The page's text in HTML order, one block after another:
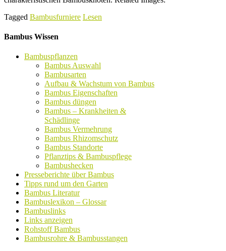
Tagged Bambusfurniere Lesen
Bambus Wissen
Bambuspflanzen
Bambus Auswahl
Bambusarten
Aufbau & Wachstum von Bambus
Bambus Eigenschaften
Bambus düngen
Bambus – Krankheiten &
Schädlinge
Bambus Vermehrung
Bambus Rhizomschutz
Bambus Standorte
Pflanztips & Bambuspflege
Bambushecken
Presseberichte über Bambus
Tipps rund um den Garten
Bambus Literatur
Bambuslexikon – Glossar
Bambuslinks
Links anzeigen
Rohstoff Bambus
Bambusrohre & Bambusstangen